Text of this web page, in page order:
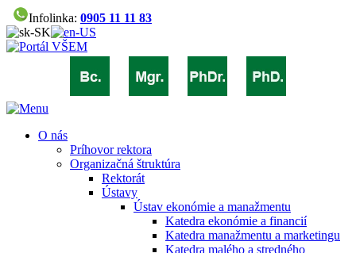
Infolinka: 0905 11 11 83
O nás
Príhovor rektora
Organizačná štruktúra
Rektorát
Ústavy
Ústav ekonómie a manažmentu
Katedra ekonómie a financií
Katedra manažmentu a marketingu
Katedra malého a stredného